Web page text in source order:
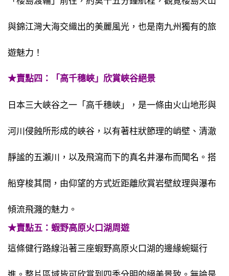
與錦江灣大海交織出的美麗風光，也是南九州獨有的旅
遊魅力！
★賣點四：「高千穗峽」欣賞峽谷絕景
日本三大峽谷之一「高千穗峽」，是一條由火山地形與
河川侵蝕所形成的峽谷，以有著柱狀節理的峭壁、清澈
靜謐的五瀨川，以及飛瀉而下的真名井瀑布而聞名。搭
船穿梭其間，由仰望的方式近距離欣賞岩壁紋理與瀑布
傾流飛濺的魅力。
★賣點五：蝦野高原火口湖周遊
這條健行路線沿著三座蝦野高原火口湖的邊緣蜿蜒行